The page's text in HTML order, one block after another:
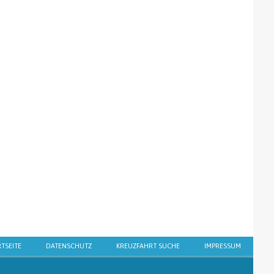
DATENSCHUTZ KREUZFAHRT SUCHE IMPRESSUM